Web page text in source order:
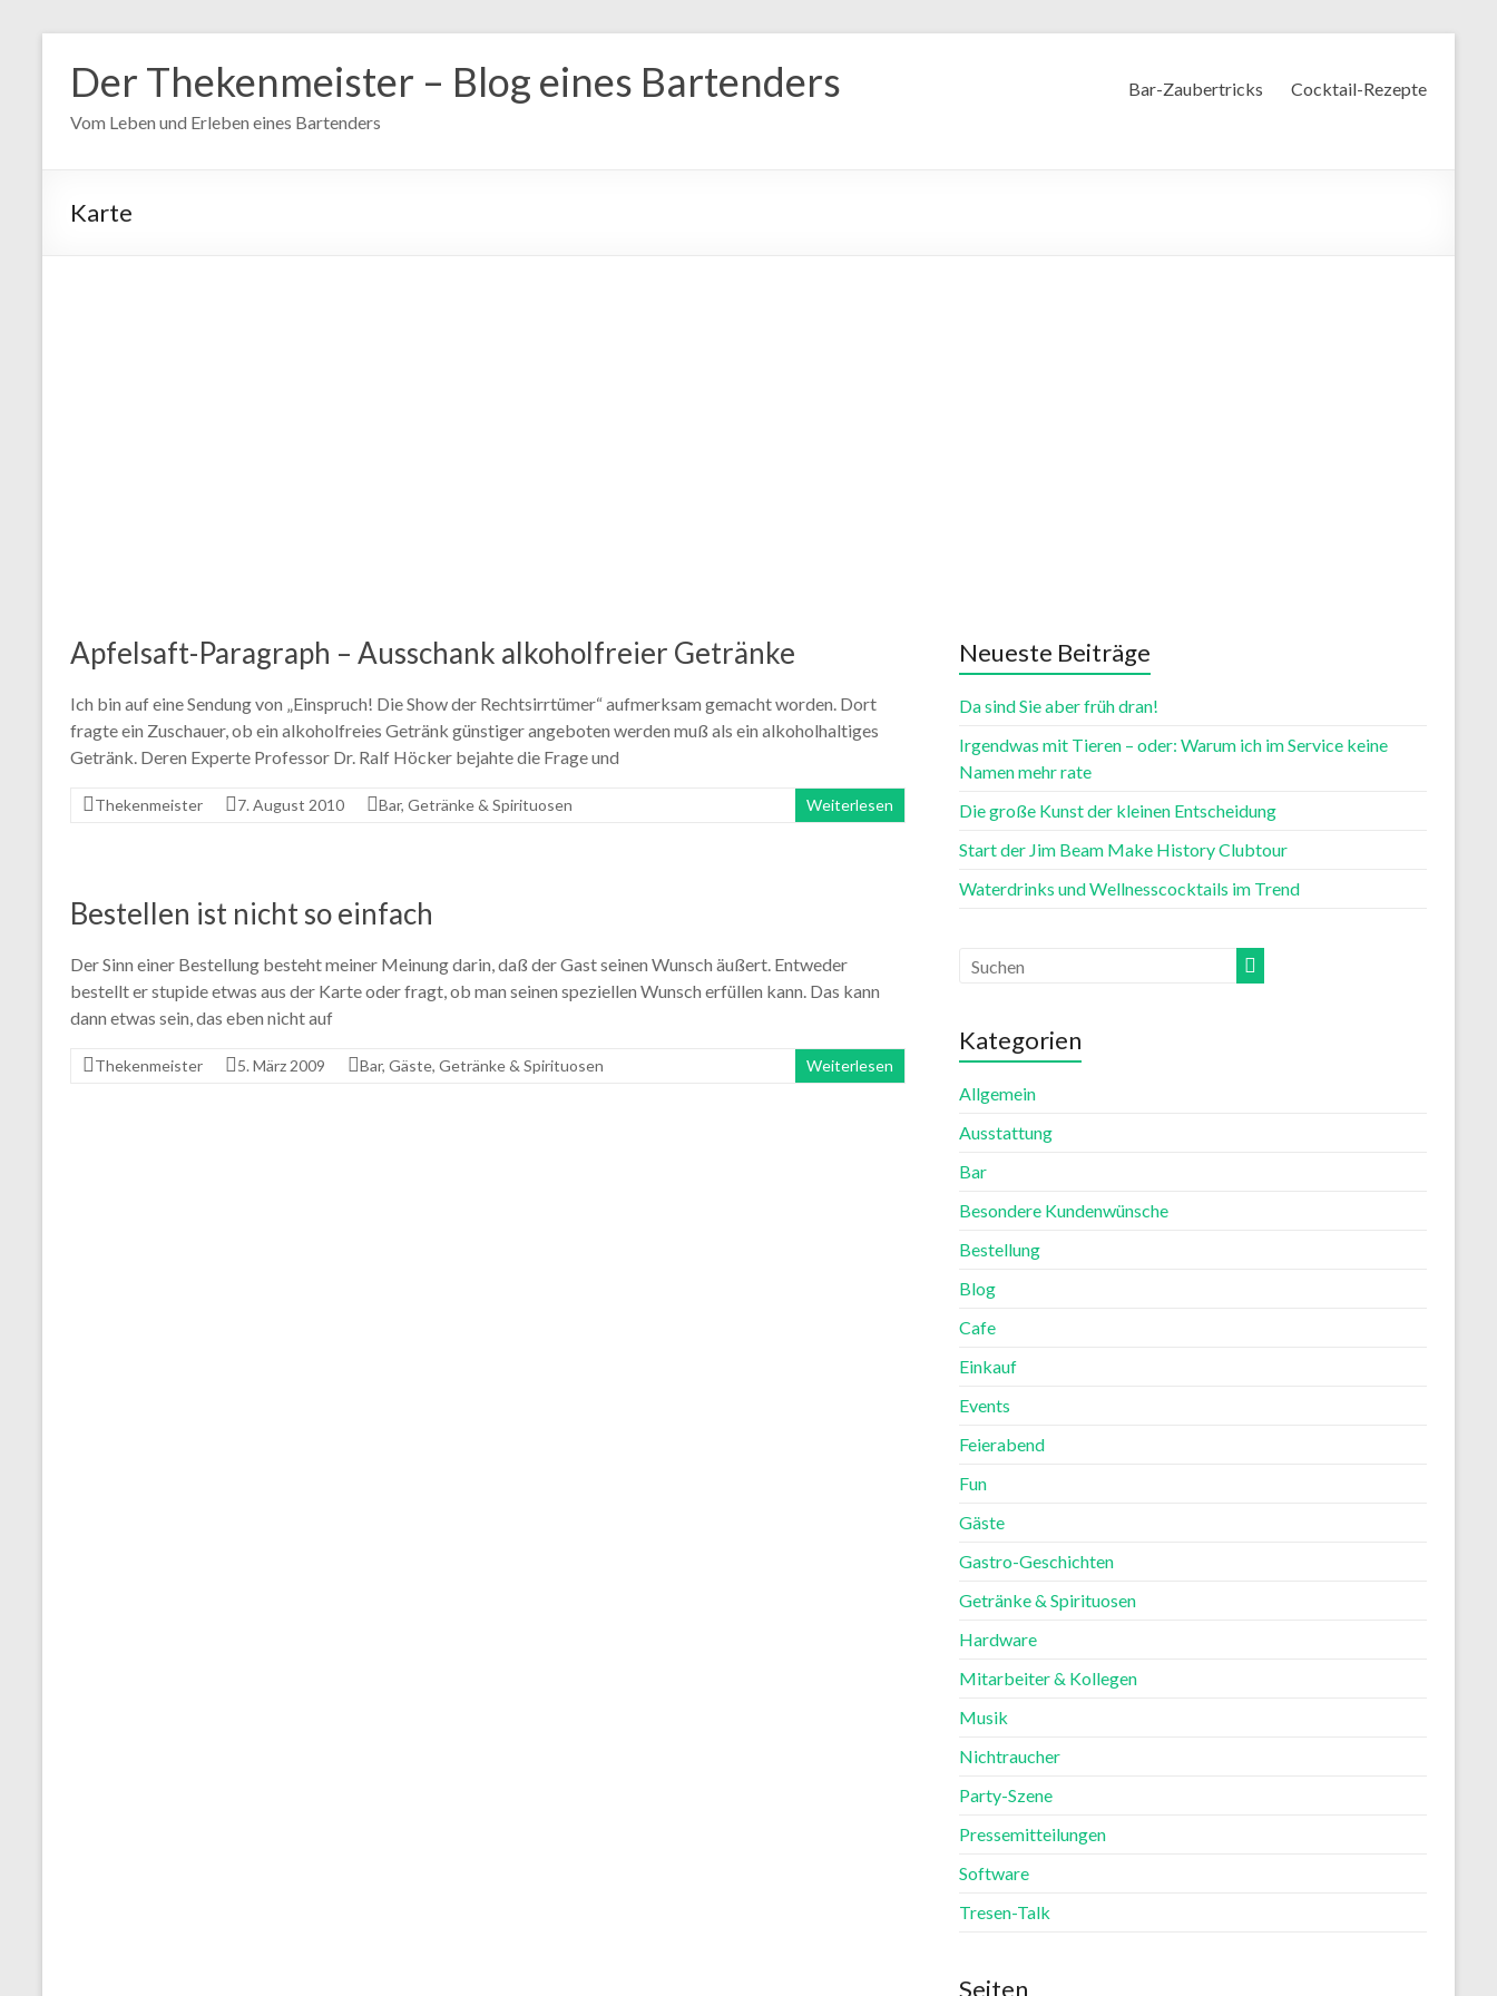
Inhalt
springen
Der Thekenmeister – Blog eines Bartenders
Vom Leben und Erleben eines Bartenders
Bar-Zaubertricks Cocktail-Rezepte
Karte
Apfelsaft-Paragraph – Ausschank alkoholfreier Getränke
Ich bin auf eine Sendung von „Einspruch! Die Show der Rechtsirrtümer“ aufmerksam gemacht worden. Dort
fragte ein Zuschauer, ob ein alkoholfreies Getränk günstiger angeboten werden muß als ein alkoholhaltiges
Getränk. Deren Experte Professor Dr. Ralf Höcker bejahte die Frage und
Thekenmeister 7. August 2010 Bar, Getränke & Spirituosen Weiterlesen
Bestellen ist nicht so einfach
Der Sinn einer Bestellung besteht meiner Meinung darin, daß der Gast seinen Wunsch äußert. Entweder
bestellt er stupide etwas aus der Karte oder fragt, ob man seinen speziellen Wunsch erfüllen kann. Das kann
dann etwas sein, das eben nicht auf
Thekenmeister 5. März 2009 Bar, Gäste, Getränke & Spirituosen Weiterlesen
Neueste Beiträge
Da sind Sie aber früh dran!
Irgendwas mit Tieren – oder: Warum ich im Service keine
Namen mehr rate
Die große Kunst der kleinen Entscheidung
Start der Jim Beam Make History Clubtour
Waterdrinks und Wellnesscocktails im Trend
Kategorien
Allgemein
Ausstattung
Bar
Besondere Kundenwünsche
Bestellung
Blog
Cafe
Einkauf
Events
Feierabend
Fun
Gäste
Gastro-Geschichten
Getränke & Spirituosen
Hardware
Mitarbeiter & Kollegen
Musik
Nichtraucher
Party-Szene
Pressemitteilungen
Software
Tresen-Talk
Seiten